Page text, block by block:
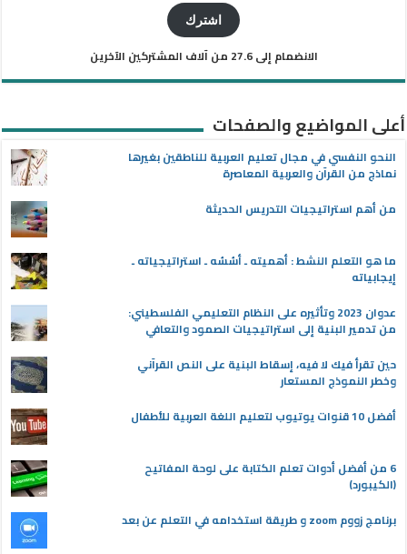
اشترك
الانضمام إلى 27.6 من آلاف المشتركين الآخرين
أعلى المواضيع والصفحات
النحو النفسي في مجال تعليم العربية للناطقين بغيرها
نماذج من القرآن والعربية المعاصرة
من أهم استراتيجيات التدريس الحديثة
ما هو التعلم النشط : أهميته ـ أسُسُه ـ استراتيجياته ـ
إيجابياته
عدوان 2023 وتأثيره على النظام التعليمي الفلسطيني:
من تدمير البنية إلى استراتيجيات الصمود والتعافي
حين تقرأ فيك لا فيه، إسقاط البنية على النص القرآني
وخطر النموذج المستعار
أفضل 10 قنوات يوتيوب لتعليم اللغة العربية للأطفال
6 من أفضل أدوات تعلم الكتابة على لوحة المفاتيح
(الكيبورد)
برنامج زووم zoom و طريقة استخدامه في التعلم عن بعد